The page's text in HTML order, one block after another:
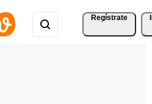
Regístrate